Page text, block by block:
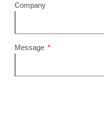
Company
Message